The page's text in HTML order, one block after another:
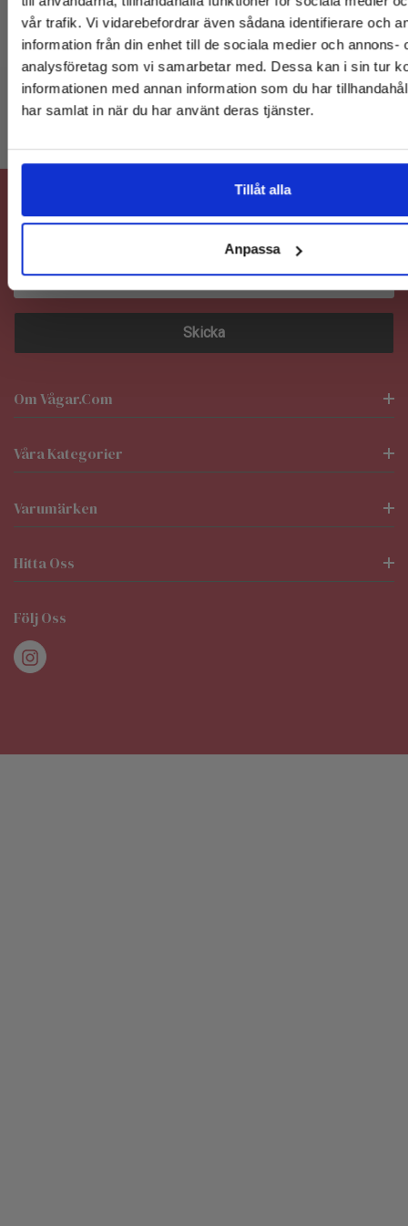
vår trafik. Vi vidarebefordrar även sådana identifierare och
information från din enhet till de sociala medier och annons-
analysföretag som vi samarbetar med. Dessa kan i sin tur
informationen med annan information som du har
har samlat in när du har använt deras tjänster.
Tillåt alla
Anpassa
Snabba leveranser
Anmäl Dig Till Vårt Nyhetsbrev
postadress
Om Vågar.com
Våra Kategorier
Varumärken
Hitta Oss
Följ Oss
E-
post: